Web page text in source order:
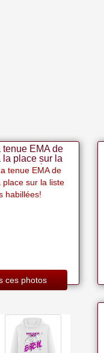
tenue EMA de
la place sur la
habillées!
ces photos